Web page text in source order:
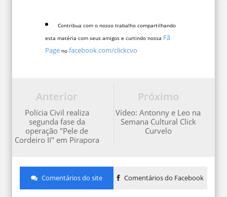
Contribua com o nosso trabalho compartilhando
esta matéria com seus amigos e curtindo nossa Fã
Page no facebook.com/clickcvo
Próximo
Vídeo: Antonny e Leo na
Semana Cultural Click
Curvelo
Anterior
Polícia Civil realiza
segunda fase da
operação "Pele de
Cordeiro II" em Pirapora
Comentários do site Comentários do Facebook